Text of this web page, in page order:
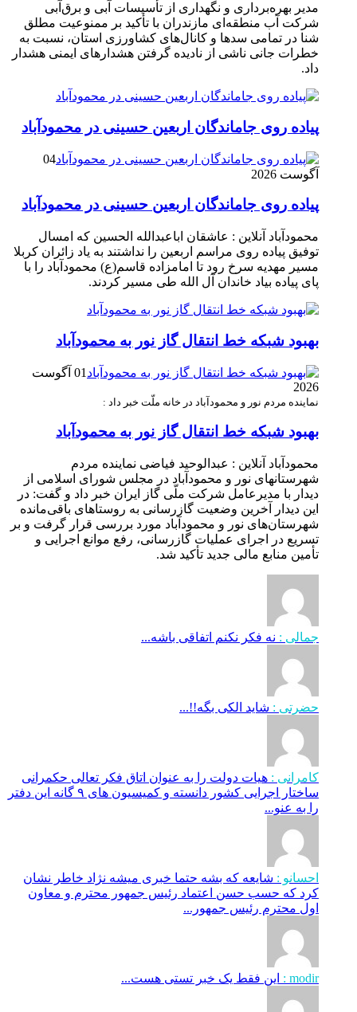
مدیر بهره‌برداری و نگهداری از تأسیسات آبی و برق‌آبی
شرکت آب منطقه‌ای مازندران با تأکید بر ممنوعیت مطلق
شنا در تمامی سدها و کانال‌های کشاورزی استان، نسبت به
خطرات جانی ناشی از نادیده گرفتن هشدارهای ایمنی هشدار
داد.
پیاده روی جاماندگان اربعین حسینی در محمودآباد
04
آگوست 2026
پیاده روی جاماندگان اربعین حسینی در محمودآباد
محمودآباد آنلاین : عاشقان اباعبدالله الحسین که امسال
توفیق پیاده روی مراسم اربعین را نداشتند به یاد زائران کربلا
مسیر مهدیه سرخ رود تا امامزاده قاسم(ع) محمودآباد را با
پای پیاده بیاد خاندان آل الله طی مسیر کردند.
بهبود شبکه خط انتقال گاز نور به محمودآباد
01 آگوست
2026
نماینده مردم نور و محمودآباد در خانه ملّت خبر داد :
بهبود شبکه خط انتقال گاز نور به محمودآباد
محمودآباد آنلاین : عبدالوحید فیاضی نماینده مردم
شهرستانهای نور و محمودآباد در مجلس شورای اسلامی از
دیدار با مدیرعامل شرکت ملّی گاز ایران خبر داد و گفت: در
این دیدار آخرین وضعیت گازرسانی به روستاهای باقی‌مانده
شهرستان‌های نور و محمودآباد مورد بررسی قرار گرفت و بر
تسریع در اجرای عملیات گازرسانی، رفع موانع اجرایی و
تأمین منابع مالی جدید تأکید شد.
جمالی : نه فکر نکنم اتفاقی باشه...
حضرتی : شاید الکی بگه!!...
کامرانی : هیات دولت را به عنوان اتاق فکر تعالی حکمرانی
ساختار اجرایی کشور دانسته و کمیسیون های ۹ گانه این دفتر
را به عنو...
احسانو : شایعه که بشه حتما خبری میشه نژاد خاطر نشان
کرد که حسب حسن اعتماد رئیس جمهور محترم و معاون
اول محترم رئیس جمهور...
modir : این فقط یک خبر تستی هست...